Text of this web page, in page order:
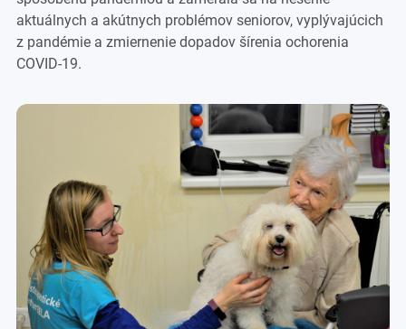
aktuálnych a akútnych problémov seniorov, vyplývajúcich
z pandémie a zmiernenie dopadov šírenia ochorenia
COVID-19.